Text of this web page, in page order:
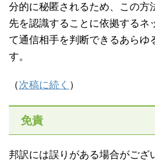
分的に秘匿されるため、この方
先を認識することに依拠するネ
て通信相手を判断できるあらゆ
す。
（次稿に続く ）
免責
邦訳には誤りがある場合がござ